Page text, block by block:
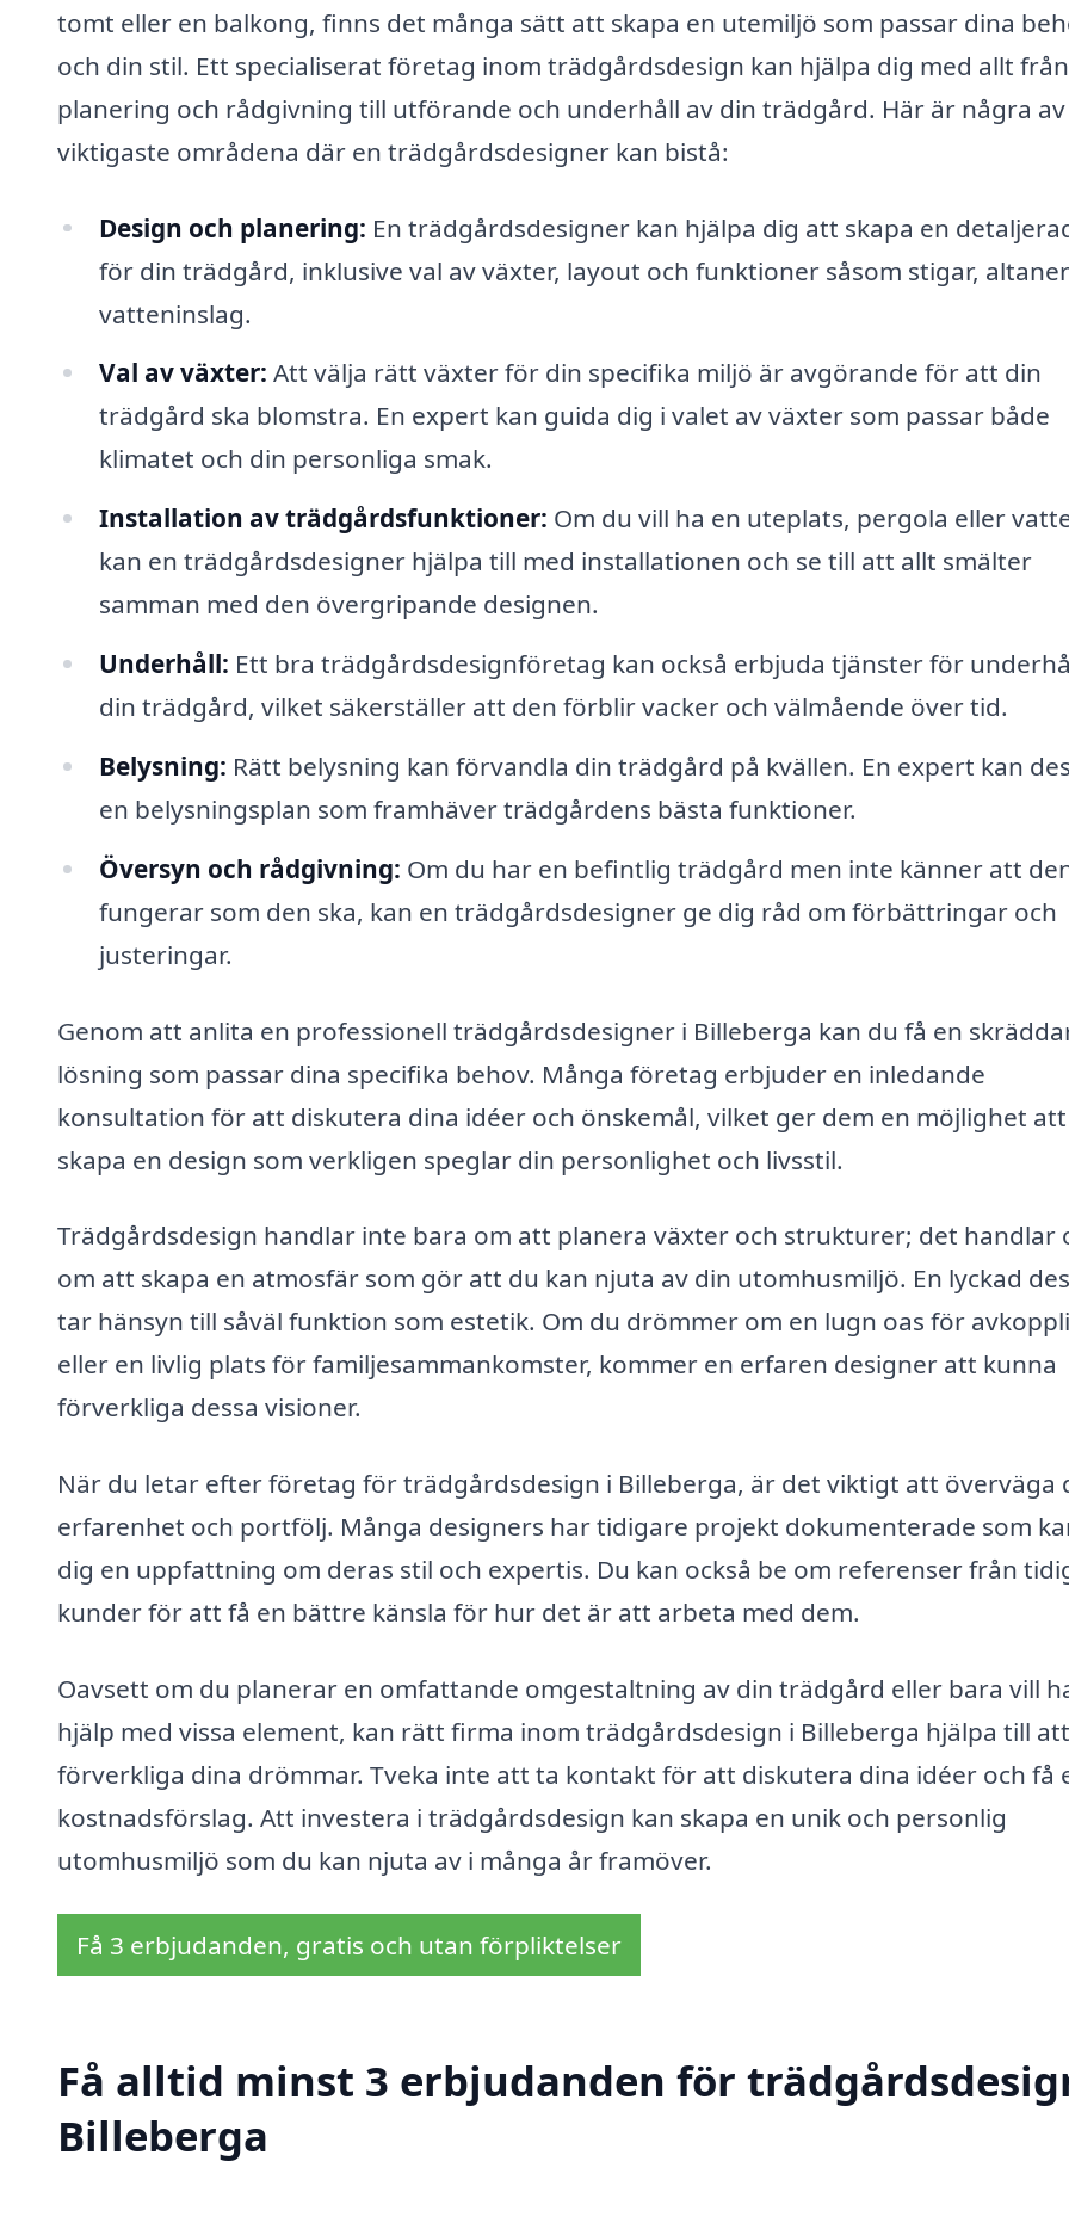
tomt eller en balkong, finns det många sätt att skapa en utemiljö som passar dina
och din stil. Ett specialiserat företag inom trädgårdsdesign kan hjälpa dig med allt från
planering och rådgivning till utförande och underhåll av din trädgård. Här är några
viktigaste områdena där en trädgårdsdesigner kan bistå:
Design och planering: En trädgårdsdesigner kan hjälpa dig att skapa en
för din trädgård, inklusive val av växter, layout och funktioner såsom stigar,
vatteninslag.
Val av växter: Att välja rätt växter för din specifika miljö är avgörande för att din
trädgård ska blomstra. En expert kan guida dig i valet av växter som passar både
klimatet och din personliga smak.
Installation av trädgårdsfunktioner: Om du vill ha en uteplats, pergola eller
kan en trädgårdsdesigner hjälpa till med installationen och se till att allt smälter
samman med den övergripande designen.
Underhåll: Ett bra trädgårdsdesignföretag kan också erbjuda tjänster för
din trädgård, vilket säkerställer att den förblir vacker och välmående över tid.
Belysning: Rätt belysning kan förvandla din trädgård på kvällen. En expert kan
en belysningsplan som framhäver trädgårdens bästa funktioner.
Översyn och rådgivning: Om du har en befintlig trädgård men inte känner att
fungerar som den ska, kan en trädgårdsdesigner ge dig råd om förbättringar och
justeringar.
Genom att anlita en professionell trädgårdsdesigner i Billeberga kan du få en
lösning som passar dina specifika behov. Många företag erbjuder en inledande
konsultation för att diskutera dina idéer och önskemål, vilket ger dem en möjlighet att
skapa en design som verkligen speglar din personlighet och livsstil.
Trädgårdsdesign handlar inte bara om att planera växter och strukturer; det handlar
om att skapa en atmosfär som gör att du kan njuta av din utomhusmiljö. En lyckad
tar hänsyn till såväl funktion som estetik. Om du drömmer om en lugn oas för
eller en livlig plats för familjesammankomster, kommer en erfaren designer att kunna
förverkliga dessa visioner.
När du letar efter företag för trädgårdsdesign i Billeberga, är det viktigt att överväga
erfarenhet och portfölj. Många designers har tidigare projekt dokumenterade som
dig en uppfattning om deras stil och expertis. Du kan också be om referenser från
kunder för att få en bättre känsla för hur det är att arbeta med dem.
Oavsett om du planerar en omfattande omgestaltning av din trädgård eller bara vill
hjälp med vissa element, kan rätt firma inom trädgårdsdesign i Billeberga hjälpa till att
förverkliga dina drömmar. Tveka inte att ta kontakt för att diskutera dina idéer och få
kostnadsförslag. Att investera i trädgårdsdesign kan skapa en unik och personlig
utomhusmiljö som du kan njuta av i många år framöver.
Få 3 erbjudanden, gratis och utan förpliktelser
Få alltid minst 3 erbjudanden för
Billeberga